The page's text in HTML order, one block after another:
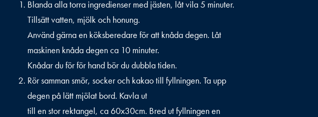
Blanda alla torra ingredienser med jästen, låt vila 5 minuter.
Tillsätt vatten, mjölk och honung.
Använd gärna en köksberedare för att knåda degen. Låt
maskinen knåda degen ca 10 minuter.
Knådar du för för hand bör du dubbla tiden.
Rör samman smör, socker och kakao till fyllningen. Ta upp
degen på lätt mjölat bord. Kavla ut
till en stor rektangel, ca 60x30cm. Bred ut fyllningen en